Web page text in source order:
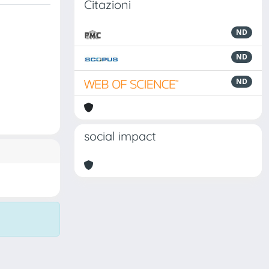
Citazioni
ND
ND
ND
social impact